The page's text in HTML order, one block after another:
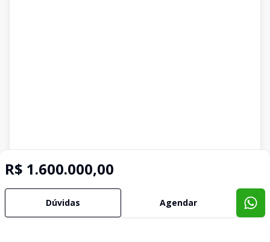
R$ 1.600.000,00
Dúvidas Agendar